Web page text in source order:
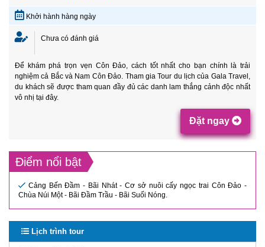
Khởi hành hàng ngày
Chưa có đánh giá
Để khám phá trọn vẹn Côn Đảo, cách tốt nhất cho bạn chính là trải
nghiệm cả Bắc và Nam Côn Đảo. Tham gia Tour du lịch của Gala Travel,
du khách sẽ được tham quan đầy đủ các danh lam thắng cảnh độc nhất
vô nhị tại đây.
Đặt ngay
Điểm nổi bật
Cảng Bến Đầm - Bãi Nhát - Cơ sở nuôi cấy ngọc trai Côn Đảo -
Chùa Núi Một - Bãi Đầm Trầu - Bãi Suối Nóng.
Lịch trình tour